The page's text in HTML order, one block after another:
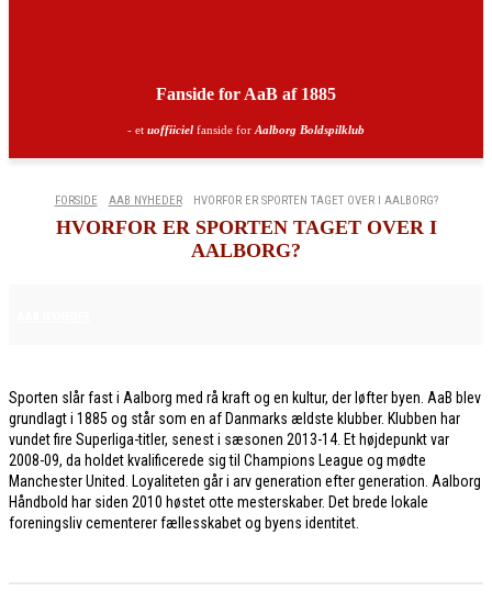
Fanside for AaB af 1885
- et uoffiiciel fanside for Aalborg Boldspilklub
FORSIDE AAB NYHEDER HVORFOR ER SPORTEN TAGET OVER I AALBORG?
HVORFOR ER SPORTEN TAGET OVER I
AALBORG?
Sporten slår fast i Aalborg med rå kraft og en kultur, der løfter byen. AaB blev
grundlagt i 1885 og står som en af Danmarks ældste klubber. Klubben har
vundet fire Superliga-titler, senest i sæsonen 2013-14. Et højdepunkt var
2008-09, da holdet kvalificerede sig til Champions League og mødte
Manchester United. Loyaliteten går i arv generation efter generation. Aalborg
Håndbold har siden 2010 høstet otte mesterskaber. Det brede lokale
foreningsliv cementerer fællesskabet og byens identitet.